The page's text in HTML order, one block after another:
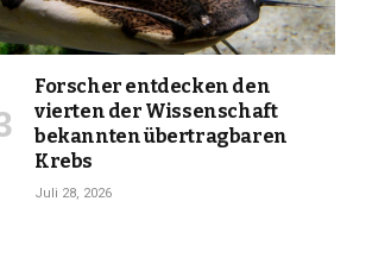
Forscher entdecken den
vierten der Wissenschaft
bekannten übertragbaren
Krebs
Juli 28, 2026